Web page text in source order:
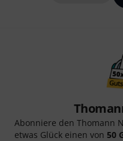
Abonniere den Thomann
etwas Glück einen von 50